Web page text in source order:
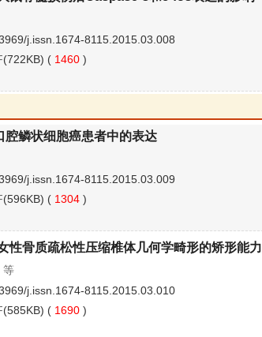
j.issn.1674-8115.2015.03.008
(722KB) ( 1460 )
腔鳞状细胞癌患者中的表达
j.issn.1674-8115.2015.03.009
(596KB) ( 1304 )
性骨质疏松性压缩椎体几何学畸形的矫形能力
等
j.issn.1674-8115.2015.03.010
(585KB) ( 1690 )